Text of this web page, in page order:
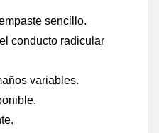
sencillo.
conducto radicular
variables.